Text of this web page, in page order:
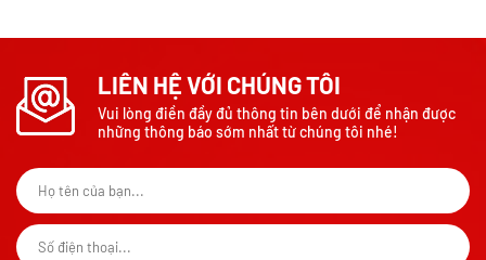
LIÊN HỆ VỚI CHÚNG TÔI
Vui lòng điền đầy đủ thông tin bên dưới để nhận được
những thông báo sớm nhất từ chúng tôi nhé!